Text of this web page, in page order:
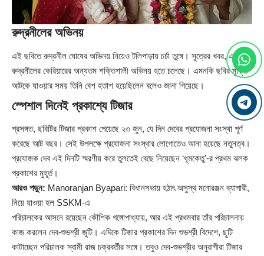
রুদ্রনীলের অভিনয়
এই ছবিতে রুদ্রনীল ঘোষের অভিনয় নিয়েও টলিপাড়ায় চর্চা তুঙ্গে। সূত্রের খবর, এটি
রুদ্রনীলের কেরিয়ারের অন্যতম শক্তিশালী অভিনয় হতে চলেছে। এমনকি ছবির মুক্তি
আটকে যাওয়ার সময় তিনি বেশ হতাশ হয়েছিলেন বলেও জানা গিয়েছে।
স্পেশাল দিনেই প্রকাশ্যে টিজার
প্রসঙ্গত, ছবিটির টিজার প্রকাশ পেয়েছে ২৩ জুন, যে দিন দেবের প্রযোজনা সংস্থা পূর্ণ
করেছে আট বছর। সেই উপলক্ষে প্রযোজনা সংস্থার লোগোতেও আনা হয়েছে নতুনত্ব।
প্রযোজক দেব এই দিনটি স্মরণীয় করে তুলতেই বেছে নিয়েছেন ‘ধূমকেতু’-র প্রথম ঝলক
প্রকাশের মুহূর্ত।
আরও পড়ুন: Manoranjan Byapari: বিধানসভায় হঠাৎ অসুস্থ মনোরঞ্জন ব্যাপারী,
নিয়ে যাওয়া হল SSKM-এ
পরিচালকের আসনে রয়েছেন কৌশিক গঙ্গোপাধ্যায়, আর এই প্রথমবার তাঁর পরিচালনায়
কাজ করলেন দেব-শুভশ্রী জুটি। এদিকে টিজার প্রকাশের দিন শুভশ্রী বিদেশে, ছুটি
কাটাচ্ছেন পরিচালক স্বামী রাজ চক্রবর্তীর সঙ্গে। তবুও দেব-শুভশ্রীর অনুরাগীরা টিজার